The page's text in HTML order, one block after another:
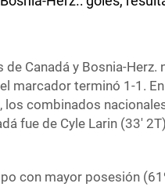
Canadá y Bosnia-Herz.
marcador terminó 1-1.
los combinados
fue de Cyle Larin (33′
con mayor posesión